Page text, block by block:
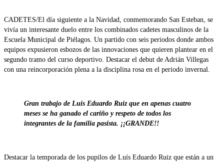
CADETES/El día siguiente a la Navidad, conmemorando San Esteban, se
vivía un interesante duelo entre los combinados cadetes masculinos de la
Escuela Municipal de Piélagos. Un partido con seis periodos donde ambos
equipos expusieron esbozos de las innovaciones que quieren plantear en el
segundo tramo del curso deportivo. Destacar el debut de Adrián Villegas
con una reincorporación plena a la disciplina rosa en el periodo invernal.
Gran trabajo de Luis Eduardo Ruiz que en apenas cuatro
meses se ha ganado el cariño y respeto de todos los
integrantes de la familia pasista. ¡¡GRANDE!!
Destacar la temporada de los pupilos de Luís Eduardo Ruiz que están a un